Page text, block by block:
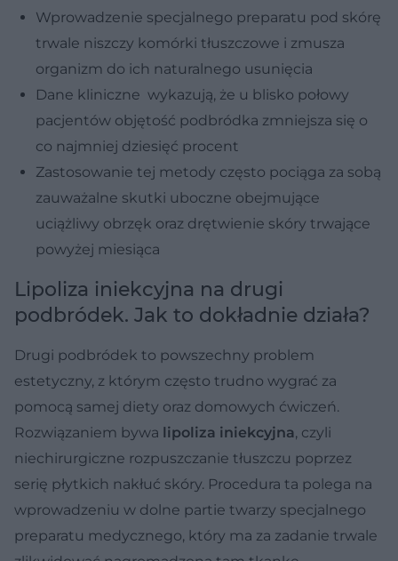
Wprowadzenie specjalnego preparatu pod skórę
trwale niszczy komórki tłuszczowe i zmusza
organizm do ich naturalnego usunięcia
Dane kliniczne wykazują, że u blisko połowy
pacjentów objętość podbródka zmniejsza się o
co najmniej dziesięć procent
Zastosowanie tej metody często pociąga za sobą
zauważalne skutki uboczne obejmujące
uciążliwy obrzęk oraz drętwienie skóry trwające
powyżej miesiąca
Lipoliza iniekcyjna na drugi
podbródek. Jak to dokładnie działa?
Drugi podbródek to powszechny problem
estetyczny, z którym często trudno wygrać za
pomocą samej diety oraz domowych ćwiczeń.
Rozwiązaniem bywa lipoliza iniekcyjna, czyli
niechirurgiczne rozpuszczanie tłuszczu poprzez
serię płytkich nakłuć skóry. Procedura ta polega na
wprowadzeniu w dolne partie twarzy specjalnego
preparatu medycznego, który ma za zadanie trwale